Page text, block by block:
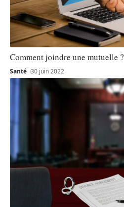
Comment joindre une mutuelle ?
Santé 30 juin 2022